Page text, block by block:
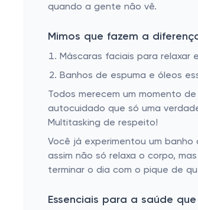
quando a gente não vê.
Mimos que fazem a
Máscaras faciais para relaxar
Banhos de espuma e óleos
Todos merecem um momento
autocuidado que só uma
Multitasking de respeito!
Você já experimentou um banho
assim não só relaxa o corpo,
terminar o dia com o pique de
Essenciais para a saúde